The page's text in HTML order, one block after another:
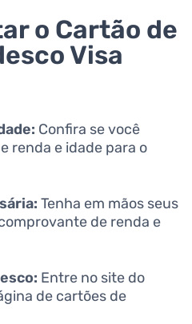
o Cartão de
Visa
Confira se você
renda e idade para o
Tenha em mãos seus
de renda e
Entre no site do
de cartões de